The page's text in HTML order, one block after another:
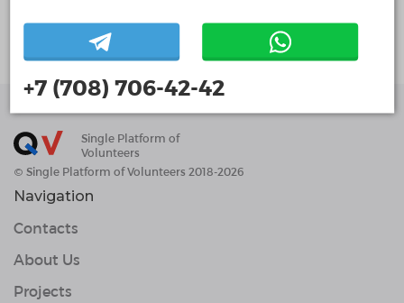
г. Талдыкорган Средняя школа-лицей №29 6
Single Platform of
Volunteers
© Single Platform of Volunteers 2018-2026
Navigation
Contacts
About Us
Projects
+7 (708) 706-42-42